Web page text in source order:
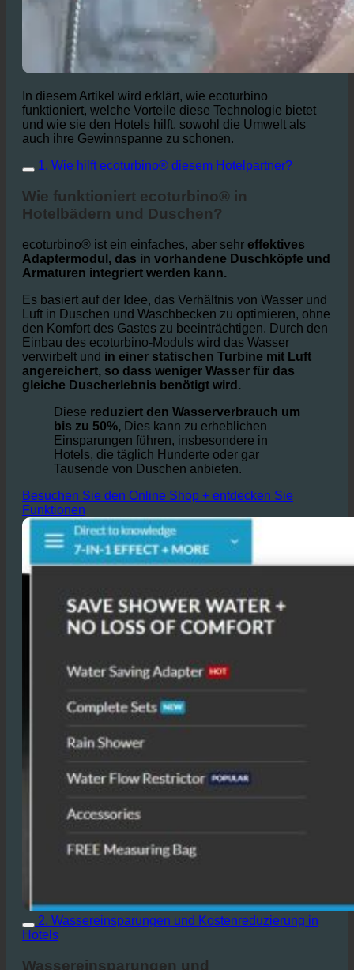
In diesem Artikel wird erklärt, wie ecoturbino
funktioniert, welche Vorteile diese Technologie bietet
und wie sie den Hotels hilft, sowohl die Umwelt als
auch ihre Gewinnspanne zu schonen.
1. Wie hilft ecoturbino® diesem Hotelpartner?
Wie funktioniert ecoturbino® in
Hotelbädern und Duschen?
ecoturbino® ist ein einfaches, aber sehr effektives
Adaptermodul, das in vorhandene Duschköpfe und
Armaturen integriert werden kann.
Es basiert auf der Idee, das Verhältnis von Wasser und
Luft in Duschen und Waschbecken zu optimieren, ohne
den Komfort des Gastes zu beeinträchtigen. Durch den
Einbau des ecoturbino-Moduls wird das Wasser
verwirbelt und in einer statischen Turbine mit Luft
angereichert, so dass weniger Wasser für das
gleiche Duscherlebnis benötigt wird.
Diese reduziert den Wasserverbrauch um
bis zu 50%, Dies kann zu erheblichen
Einsparungen führen, insbesondere in
Hotels, die täglich Hunderte oder gar
Tausende von Duschen anbieten.
Besuchen Sie den Online Shop + entdecken Sie
Funktionen
2. Wassereinsparungen und Kostenreduzierung in
Hotels
Wassereinsparungen und